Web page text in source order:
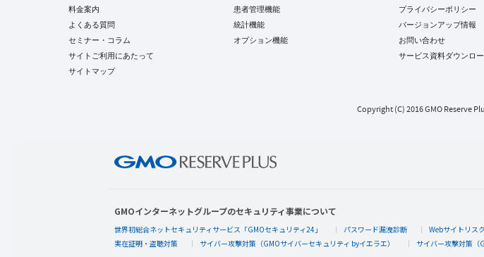
料金案内
よくある質問
セミナー・コラム
サイトご利用にあたって
サイトマップ
患者管理機能
統計機能
オプション機能
プライバシーポリシー
バージョンアップ情報
お問い合わせ
サービス資料ダウンロ
Copyright (C) 2016 GMO Reserve
GMOインターネットグループのセキュリティ事業について
世界初総合ネットセキュリティサービス「GMOセキュリティ24」 パスワード漏洩診断 Webサイトリス
実在証明・盗聴対策
サイバー攻撃対策（GMOサイバーセキュリティ byイエラエ） サイバー攻撃対策（